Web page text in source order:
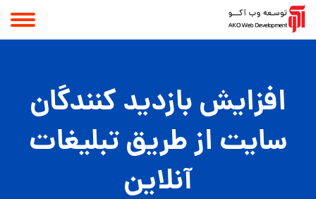
افزایش بازدید کنندگان
سایت از طریق تبلیغات
آنلاین